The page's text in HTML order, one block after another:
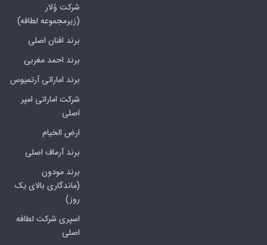
شرکت وُلار
(زیرمجموعه لطافه)
برند افنان اصلی
برند احمد مغربی
برند اماراتی آرتمیوس
شرکت اماراتی امپر
اصلی
ارض الخیام
برند آرماف اصلی
برند مودون
(ماندگاری بالای یک
روز)
اسپری شرکت لطافه
اصلی